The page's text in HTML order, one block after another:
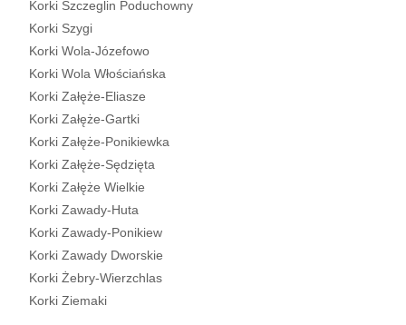
Korki Szczeglin Poduchowny
Korki Szygi
Korki Wola-Józefowo
Korki Wola Włościańska
Korki Załęże-Eliasze
Korki Załęże-Gartki
Korki Załęże-Ponikiewka
Korki Załęże-Sędzięta
Korki Załęże Wielkie
Korki Zawady-Huta
Korki Zawady-Ponikiew
Korki Zawady Dworskie
Korki Żebry-Wierzchlas
Korki Ziemaki